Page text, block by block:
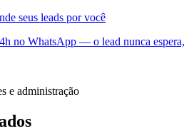
seus leads por você
no WhatsApp — o lead nunca espera,
e administração